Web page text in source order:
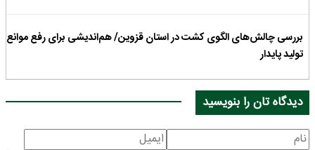
بررسی چالش‌های الگوی کشت در استان قزوین/ هم‌اندیشی برای رفع موانع
تولید پایدار
دیدگاه تان را بنویسید